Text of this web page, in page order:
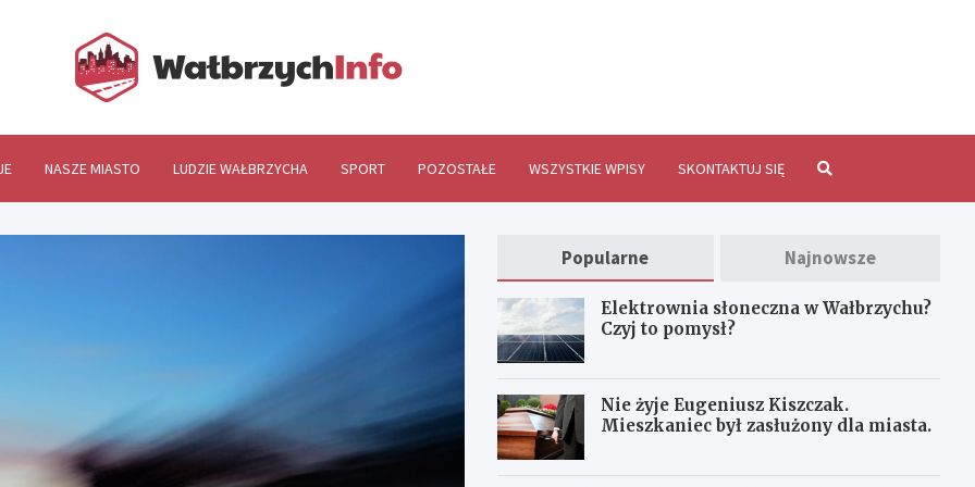
NASZE MIASTO LUDZIE WAŁBRZYCHA SPORT POZOSTAŁE WSZYSTKIE WPISY SKONTAKTUJ SIĘ
Popularne Najnowsze
Elektrownia słoneczna w Wałbrzychu?
Czyj to pomysł?
Nie żyje Eugeniusz Kiszczak.
Mieszkaniec był zasłużony dla miasta.